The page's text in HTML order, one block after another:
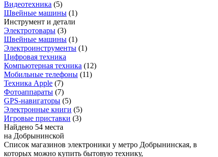
Видеотехника (5)
Швейные машины (1)
Инструмент и детали
Электротовары (3)
Швейные машины (1)
Электроинструменты (1)
Цифровая техника
Компьютерная техника (12)
Мобильные телефоны (11)
Техника Apple (7)
Фотоаппараты (7)
GPS-навигаторы (5)
Электронные книги (5)
Игровые приставки (3)
Найдено 54 места
на Добрынинской
Список магазинов электроники у метро Добрынинская, в
которых можно купить бытовую технику,